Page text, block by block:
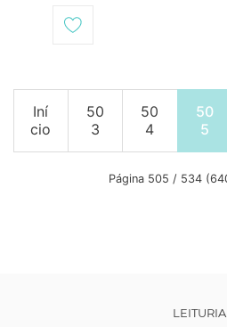
Iní
cio
50
3
50
4
50
5
Página 505 / 534
LEITURIA